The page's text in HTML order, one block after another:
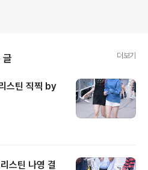
글 더보기
스틴 직찍 by
스틴 나영 결